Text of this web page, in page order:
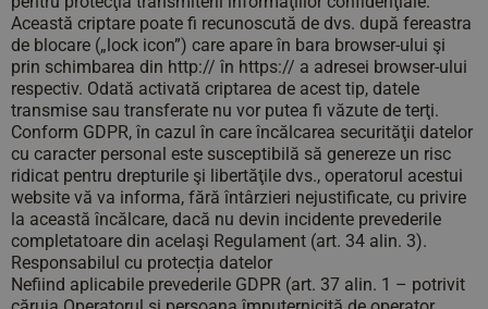
Această criptare poate fi recunoscută de dvs. după fereastra
de blocare („lock icon”) care apare în bara browser-ului şi
prin schimbarea din http:// în https:// a adresei browser-ului
respectiv. Odată activată criptarea de acest tip, datele
transmise sau transferate nu vor putea fi văzute de terţi.
Conform GDPR, în cazul în care încălcarea securităţii datelor
cu caracter personal este susceptibilă să genereze un risc
ridicat pentru drepturile şi libertăţile dvs., operatorul acestui
website vă va informa, fără întârzieri nejustificate, cu privire
la această încălcare, dacă nu devin incidente prevederile
completatoare din acelaşi Regulament (art. 34 alin. 3).
Responsabilul cu protecția datelor
Nefiind aplicabile prevederile GDPR (art. 37 alin. 1 – potrivit